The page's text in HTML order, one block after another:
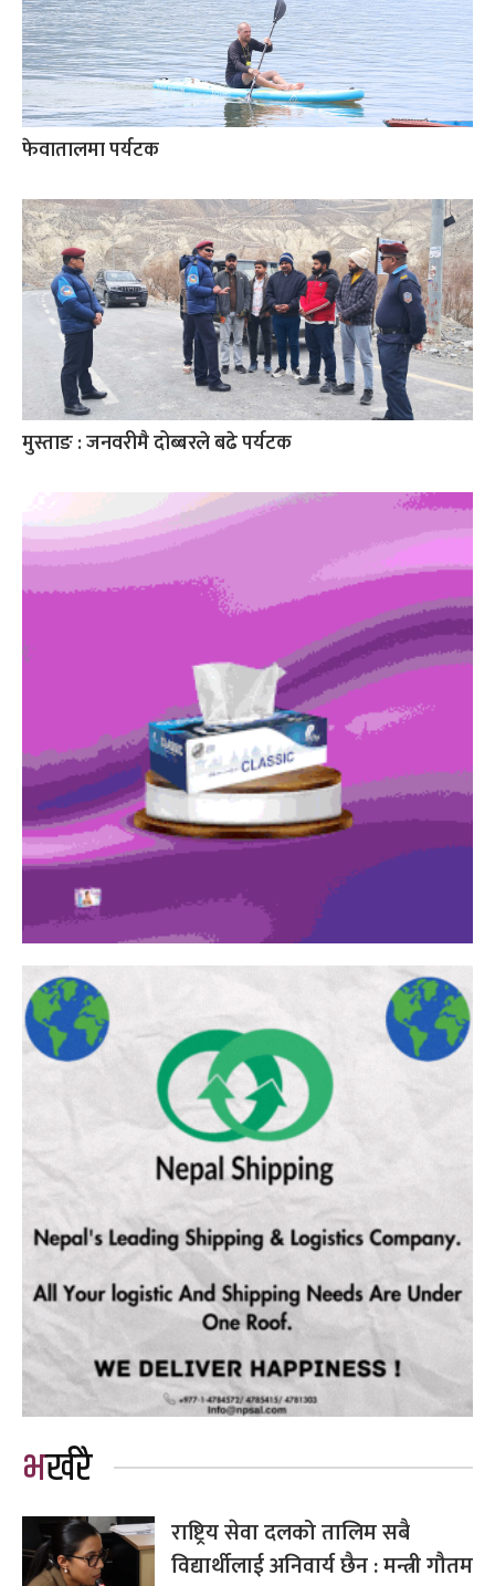
फेवातालमा पर्यटक
मुस्ताङ : जनवरीमै दोब्बरले बढे पर्यटक
भर्खरै
राष्ट्रिय सेवा दलको तालिम सबै
विद्यार्थीलाई अनिवार्य छैन : मन्त्री गौतम